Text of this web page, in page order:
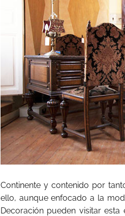
Continente y contenido por
ello, aunque enfocado a la
Decoración pueden visitar